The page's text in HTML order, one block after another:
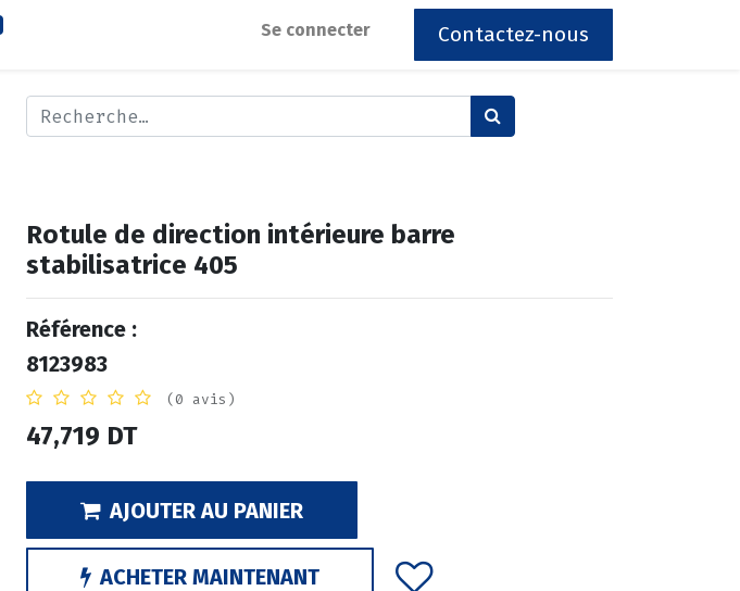
Se connecter Contactez-nous
Rotule de direction intérieure barre
stabilisatrice 405
Référence :
8123983
(0 avis)
47,719 DT
AJOUTER AU PANIER
ACHETER MAINTENANT